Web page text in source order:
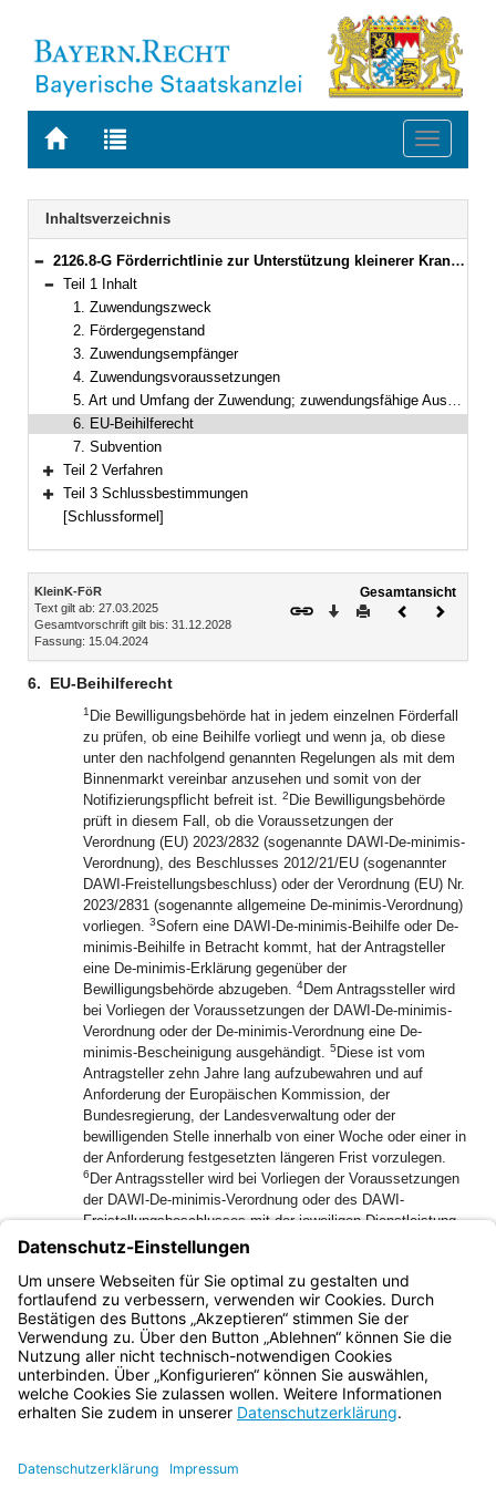
Zur
BAYERN.RECHT
Zur
letzten
Suche
Toggle
Navigation
Inhaltsverzeichnis
Bereich reduzieren
2126.8-G Förderrichtlinie zur Unterstützung kleinerer Krankenhäuser und zum Erhalt von Gesundheitsversorgungsstrukturen im ländlichen Raum (Förderrichtlinie kleinere Krankenhäuser – KleinK-FöR) Bekanntmachung des Bayerischen Staatsministeriums für Gesundheit, Pflege und Prävention vom 15. April 2024, Az. 22b-K9300-2023/3-16 (BayMBl. Nr. 206 )
Bereich reduzieren
Teil 1 Inhalt
1. Zuwendungszweck
2. Fördergegenstand
3. Zuwendungsempfänger
4. Zuwendungsvoraussetzungen
5. Art und Umfang der Zuwendung; zuwendungsfähige Ausgaben
6. EU-Beihilferecht
7. Subvention
Bereich erweitern
Teil 2 Verfahren
Bereich erweitern
Teil 3 Schlussbestimmungen
[Schlussformel]
Inhalt
KleinK-FöR
Text gilt ab: 27.03.2025
Gesamtvorschrift gilt bis: 31.12.2028
Fassung: 15.04.2024
Gesamtansicht
Download
DruckenVorheriges
6. EU-Beihilferecht
1 Die Bewilligungsbehörde hat in jedem einzelnen Förderfall
zu prüfen, ob eine Beihilfe vorliegt und wenn ja, ob diese
unter den nachfolgend genannten Regelungen als mit dem
Binnenmarkt vereinbar anzusehen und somit von der
Notifizierungspflicht befreit ist. 2 Die Bewilligungsbehörde
prüft in diesem Fall, ob die Voraussetzungen der
Verordnung (EU) 2023/2832 (sogenannte DAWI-De-minimis-
Verordnung), des Beschlusses 2012/21/EU (sogenannter
DAWI-Freistellungsbeschluss) oder der Verordnung (EU) Nr.
2023/2831 (sogenannte allgemeine De-minimis-Verordnung)
vorliegen. 3Sofern eine DAWI-De-minimis-Beihilfe oder De-
minimis-Beihilfe in Betracht kommt, hat der Antragsteller
eine De-minimis-Erklärung gegenüber der
Bewilligungsbehörde abzugeben. 4Dem Antragssteller wird
bei Vorliegen der Voraussetzungen der DAWI-De-minimis-
Verordnung oder der De-minimis-Verordnung eine De-
minimis-Bescheinigung ausgehändigt. 5 Diese ist vom
Antragsteller zehn Jahre lang aufzubewahren und auf
Anforderung der Europäischen Kommission, der
Bundesregierung, der Landesverwaltung oder der
bewilligenden Stelle innerhalb von einer Woche oder einer in
der Anforderung festgesetzten längeren Frist vorzulegen.
6 Der Antragssteller wird bei Vorliegen der Voraussetzungen
der DAWI-De-minimis-Verordnung oder des DAWI-
Freistellungsbeschlusses mit der jeweiligen Dienstleistung
von allgemeinem wirtschaftlichem Interesse betraut.
die Bescheinigung innerhalb der Frist nicht vorgelegt,
entfällt rückwirkend die Bewilligungsvoraussetzung und die
Beihilfen zuzüglich Zinsen werden zurückgefordert.
Bayern.de
BayernPortal
Impressum